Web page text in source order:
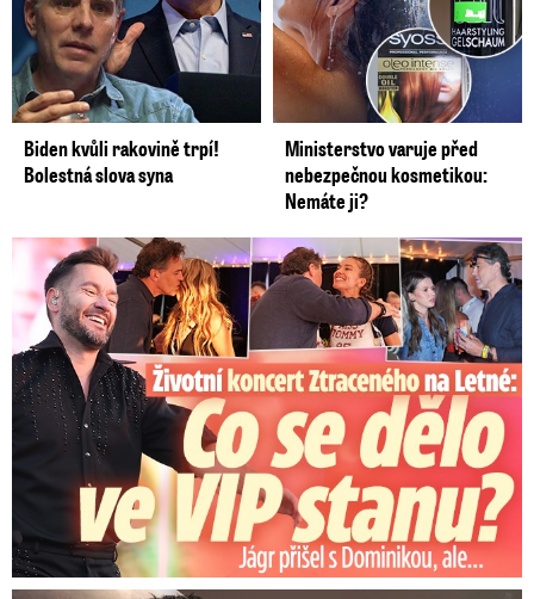
Biden kvůli rakovině trpí!
Bolestná slova syna
Ministerstvo varuje před
nebezpečnou kosmetikou:
Nemáte ji?
Koncert Ztraceného na Letné: Jágr přišel s Dominikou, ale...